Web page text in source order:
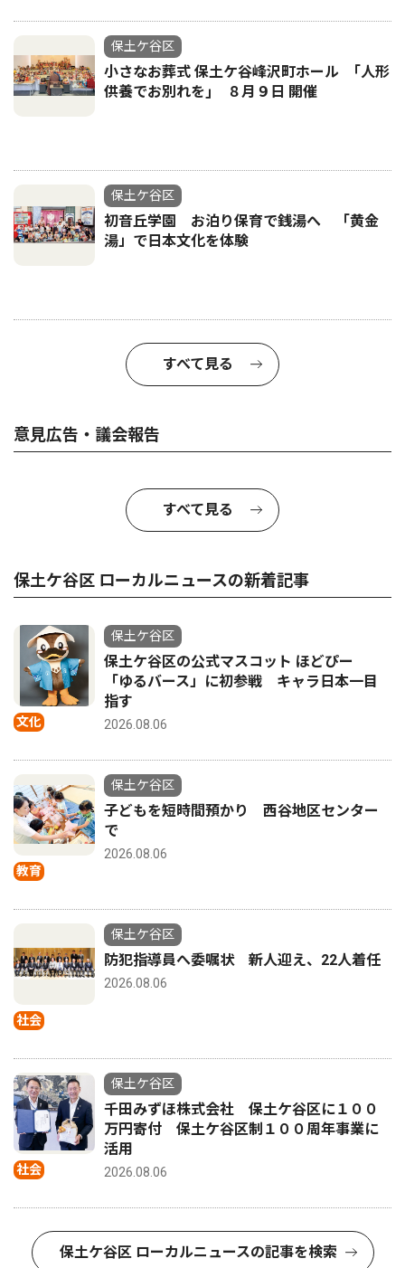
保土ケ谷区
小さなお葬式 保土ケ谷峰沢町ホール ｢人形
供養でお別れを｣ ８月９日 開催
保土ケ谷区
初音丘学園 お泊り保育で銭湯へ 「黄金
湯」で日本文化を体験
すべて見る
意見広告・議会報告
すべて見る
保土ケ谷区 ローカルニュースの新着記事
文化
保土ケ谷区
保土ケ谷区の公式マスコット ほどぴー
「ゆるバース」に初参戦 キャラ日本一目
指す
2026.08.06
教育
保土ケ谷区
子どもを短時間預かり 西谷地区センター
で
2026.08.06
社会
保土ケ谷区
防犯指導員へ委嘱状 新人迎え、22人着任
2026.08.06
社会
保土ケ谷区
千田みずほ株式会社 保土ケ谷区に１００
万円寄付 保土ケ谷区制１００周年事業に
活用
2026.08.06
保土ケ谷区 ローカルニュースの記事を検索